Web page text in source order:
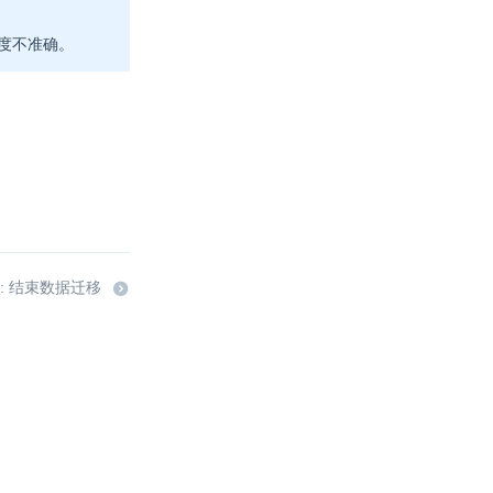
不准确。
结束数据迁移